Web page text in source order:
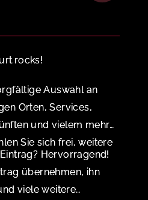
Auswahl an
Orten, Services,
und vielem mehr
Sie sich frei, weitere
Hervorragend!
übernehmen, ihn
viele weitere